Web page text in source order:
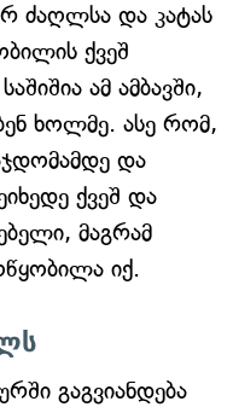
ძაღლსა და კატას
ქვეშ
ამ ამბავში,
ხოლმე. ასე რომ,
და
ქვეშ და
მაგრამ
იქ.
გაგვიანდება